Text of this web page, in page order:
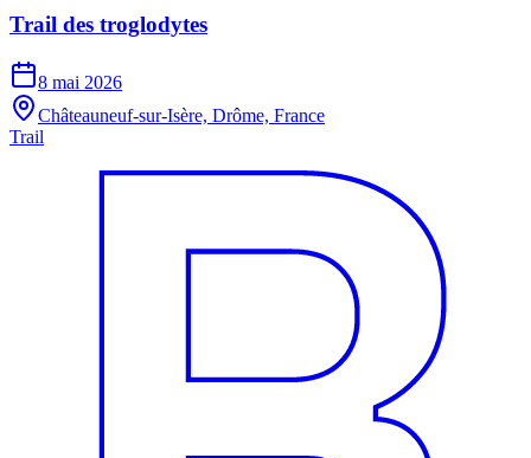
Trail des troglodytes
8 mai 2026
Châteauneuf-sur-Isère, Drôme, France
Trail